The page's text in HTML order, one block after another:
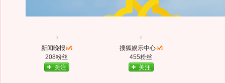
新闻晚报
208粉丝
关注
搜狐娱乐中心
455粉丝
关注